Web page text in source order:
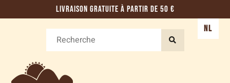
LIVRAISON GRATUITE À PARTIR DE 50 €
NL